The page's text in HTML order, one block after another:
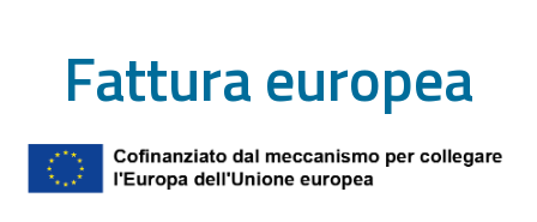
Fattura europea